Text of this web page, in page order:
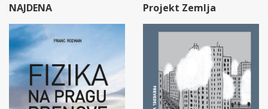
NAJDENA Projekt Zemlja